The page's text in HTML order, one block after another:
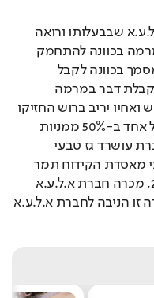
על פי כתב האישום, ברוש, חברת א.ל.ע.א שבבעלותו ורואה
החשבון בר לבב הואשמו בעבירות מרמה בכוונה להתחמק
ממס בגובה 1.55 מיליון שקל, בזיוף מסמך בכוונה לקבל
באמצעותו דבר בנסיבות מחמירות וקבלת דבר במרמה
בנסיבות מחמירות. כאשר שרגא ברוש ואחיו יריב ברוש החזיקו
במניות החברה א.ל.ע.א השקעות, כל אחד ב-50% ממניות
החברה. החברה החזיקה במניות חברת עושרד גז טבעי
שהוקמה לשם עיסוק בקניית גז טבעי מאסדת הקידוח תמר
ומכירתו ללקוחות. במהלך שנת 2015, מכרה חברת א.ל.ע.א
חלק ממניותיה בחברת עושרד. מכירה זו הניבה לחברת א.ל.ע.א